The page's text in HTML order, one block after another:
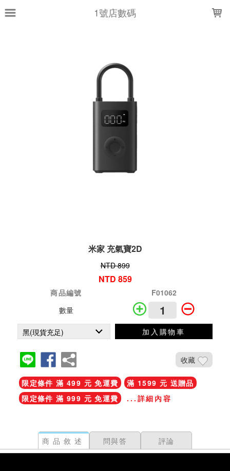
1號店數碼
米家 充氣寶2D
NTD 899
NTD 859
商品編號
F01062
數量
加入購物車
收藏
限定條件 滿 499 元 免運費
滿 1599 元 送贈品
限定條件 滿 999 元 免運費
...詳細內容
商品敘述 問與答 評論